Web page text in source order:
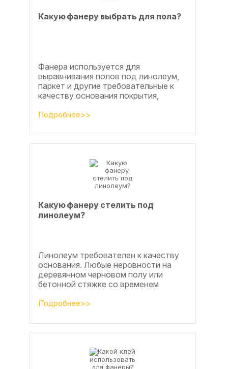
Какую фанеру выбрать для пола?
Фанера используется для
выравнивания полов под линолеум,
паркет и другие требовательные к
качеству основания покрытия,
по деревянным лагам или...
Подробнее>>
Какую фанеру стелить под
линолеум?
Линолеум требователен к качеству
основания. Любые неровности на
деревянном черновом полу или
бетонной стяжке со временем
Подробнее>>